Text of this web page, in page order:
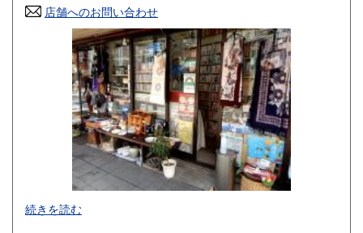
高知県 0円
0円 長崎県
0円 大分県
0円 鹿児島県
0円
店舗へのお問い合わせ
●当店では国内送料は無料です。（特記されたものを除きま
す）。
続きを読む